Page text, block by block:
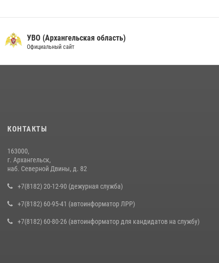
УВО (Архангельская область)
Официальный сайт
КОНТАКТЫ
163000,
г. Архангельск,
наб. Северной Двины, д. 82
+7(8182) 20-12-90 (дежурная служба)
+7(8182) 60-95-41 (автоинформатор ЛРР)
+7(8182) 60-80-26 (автоинформатор для кандидатов на службу)